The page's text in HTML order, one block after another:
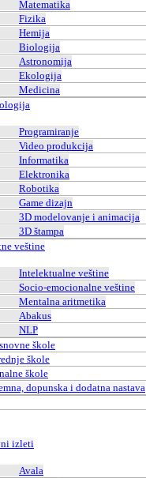
Matematika
Fizika
Hemija
Biologija
Astronomija
Ekologija
Medicina
Programiranje
Video produkcija
Informatika
Elektronika
Robotika
Game dizajn
3D modelovanje i animacija
3D štampa
veštine
Intelektualne veštine
Socio-emocionalne veštine
Mentalna aritmetika
Abakus
NLP
škole
škole
škole
dopunska i dodatna nastava
izleti
Avala